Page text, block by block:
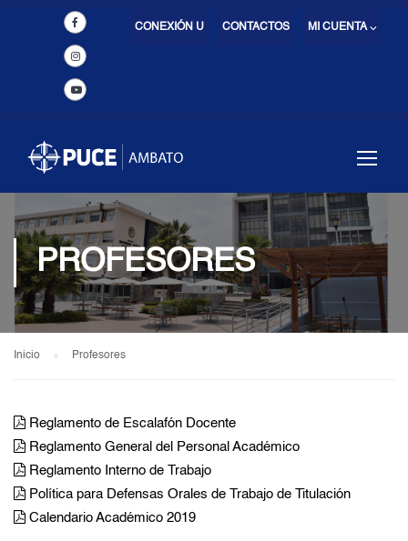
MI CUENTA ⌵
CONTACTOS
CONEXIÓN U
PROFESORES
Inicio Profesores
Reglamento de Escalafón Docente
Reglamento General del Personal Académico
Reglamento Interno de Trabajo
Política para Defensas Orales de Trabajo de Titulación
Calendario Académico 2019